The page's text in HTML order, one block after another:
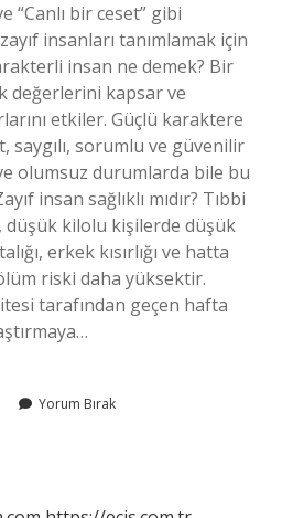
“Canlı bir ceset” gibi
insanları tanımlamak için
insan ne demek? Bir
değerlerini kapsar ve
etkiler. Güçlü karaktere
saygılı, sorumlu ve güvenilir
olumsuz durumlarda bile bu
insan sağlıklı mıdır? Tıbbi
düşük kilolu kişilerde düşük
erkek kısırlığı ve hatta
riski daha yüksektir.
tarafından geçen hafta
Yorum Bırak